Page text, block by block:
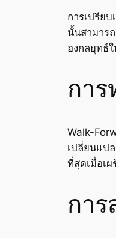
การเปรีย
นั้นสามาร
องกลยุทธ์
กา
Walk-
เปลี่ยนแป
ที่สุดเมื่อเ
กา